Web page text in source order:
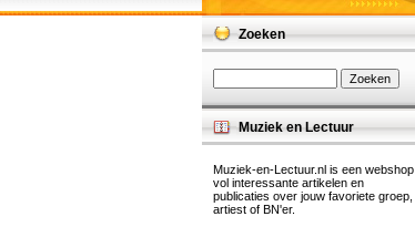
Zoeken
Muziek en Lectuur
Muziek-en-Lectuur.nl is een webshop
vol interessante artikelen en
publicaties over jouw favoriete groep,
artiest of BN'er.